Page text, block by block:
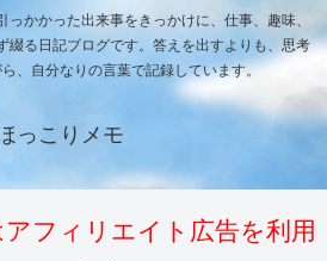
っかかった出来事をきっかけに、仕事、趣味、
綴る日記ブログです。答えを出すよりも、思考
、自分なりの言葉で記録しています。
っこりメモ
フィリエイト広告を利用